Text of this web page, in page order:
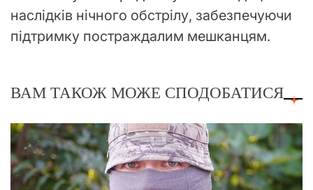
наслідків нічного обстрілу, забезпечуючи
підтримку постраждалим мешканцям.
ВАМ ТАКОЖ МОЖЕ СПОДОБАТИСЯ